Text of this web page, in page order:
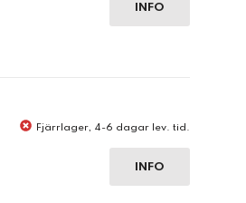
INFO
Fjärrlager, 4-6 dagar lev. tid.
INFO